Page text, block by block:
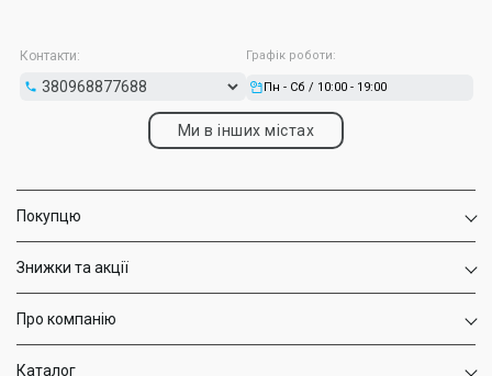
Контакти: Графік роботи:
Пн - Сб / 10:00 - 19:00
Ми в інших містах
Покупцю
Знижки та акції
Про компанію
Каталог